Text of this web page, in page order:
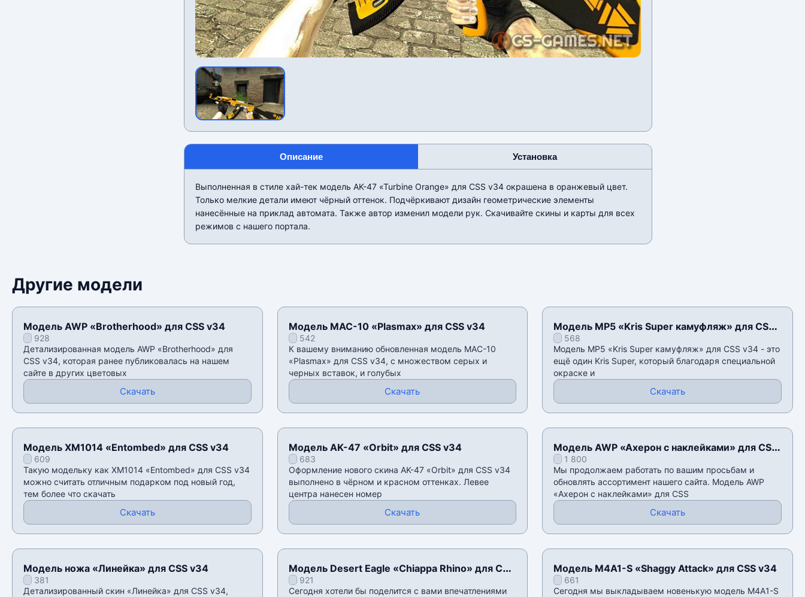
Описание Установка
Выполненная в стиле хай-тек модель AK-47 «Turbine Orange» для CSS v34 окрашена в оранжевый цвет.
Только мелкие детали имеют чëрный оттенок. Подчëркивают дизайн геометрические элементы
нанесённые на приклад автомата. Также автор изменил модели рук. Скачивайте скины и карты для всех
режимов с нашего портала.
Другие модели
Модель AWP «Brotherhood» для CSS v34
928
Детализированная модель AWP «Brotherhood» для
CSS v34, которая ранее публиковалась на нашем
сайте в других цветовых
Скачать
Модель MAC-10 «Plasmax» для CSS v34
542
К вашему вниманию обновленная модель MAC-10
«Plasmax» для CSS v34, с множеством серых и
черных вставок, и голубых
Скачать
Модель MP5 «Kris Super камуфляж» для CSS
v34568
Модель MP5 «Kris Super камуфляж» для CSS v34 - это
ещё один Kris Super, который благодаря специальной
окраске и
Скачать
Модель XM1014 «Entombed» для CSS v34
609
Такую модельку как XM1014 «Entombed» для CSS v34
можно считать отличным подарком под новый год,
тем более что скачать
Скачать
Модель AK-47 «Orbit» для CSS v34
683
Оформление нового скина AK-47 «Orbit» для CSS v34
выполнено в чëрном и красном оттенках. Левее
центра нанесен номер
Скачать
Модель AWP «Ахерон с наклейками» для CSS
v341 800
Мы продолжаем работать по вашим просьбам и
обновлять ассортимент нашего сайта. Модель AWP
«Ахерон с наклейками» для CSS
Скачать
Модель ножа «Линейка» для CSS v34
381
Детализированный скин «Линейка» для CSS v34,
Модель Desert Eagle «Chiappa Rhino» для CSS
v34921
Сегодня хотели бы поделится с вами впечатлениями
Модель M4A1-S «Shaggy Attack» для CSS v34
661
Сегодня мы выкладываем новенькую модель M4A1-S